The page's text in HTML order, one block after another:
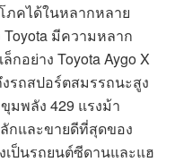
ภคได้ในหลากหลาย
มีความหลาก
อย่าง Toyota Aygo X
รถสปอร์ตสมรรถนะสูง
มพลัง 429 แรงม้า
กและขายดีที่สุดของ
เป็นรถยนต์ซีดานและแฮ